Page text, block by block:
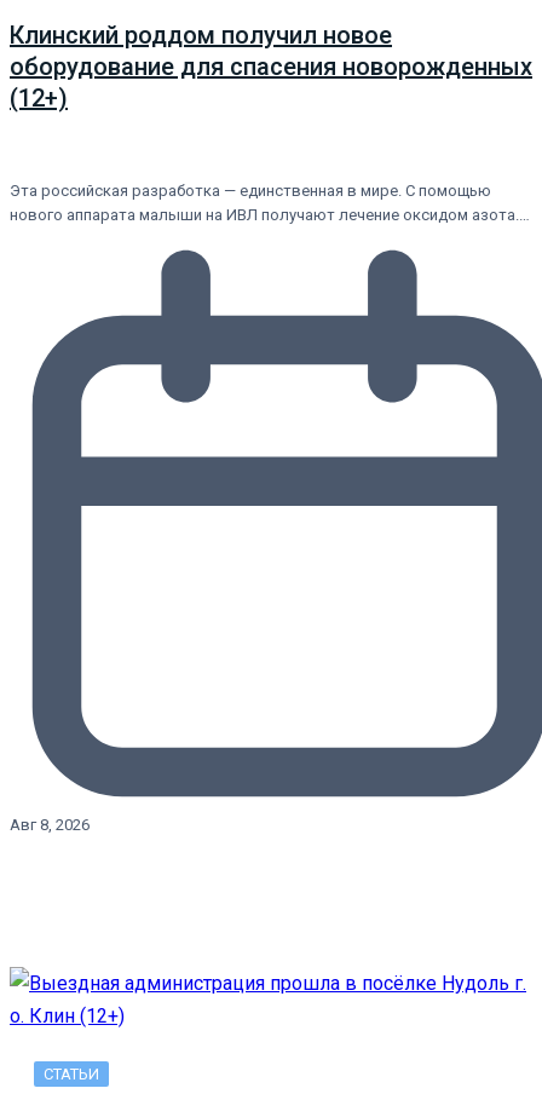
Клинский роддом получил новое
оборудование для спасения новорожденных
(12+)
Эта российская разработка — единственная в мире. С помощью
нового аппарата малыши на ИВЛ получают лечение оксидом азота.…
Авг 8, 2026
СТАТЬИ